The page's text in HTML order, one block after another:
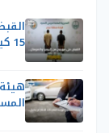
15 كيلوجراماً من الحشيش في نجران